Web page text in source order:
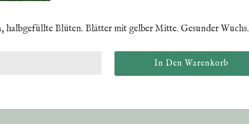
halbgefüllte Blüten. Blätter mit gelber Mitte. Gesunder Wuchs.